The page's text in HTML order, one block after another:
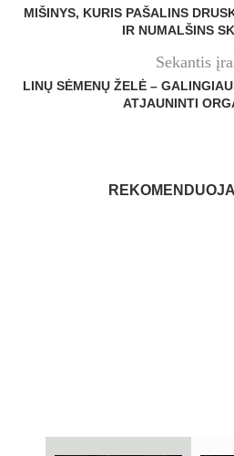
MIŠINYS, KURIS PAŠALINS
IR NUMALŠINS
Sekantis
LINŲ SĖMENŲ ŽELĖ –
ATJAUNINTI